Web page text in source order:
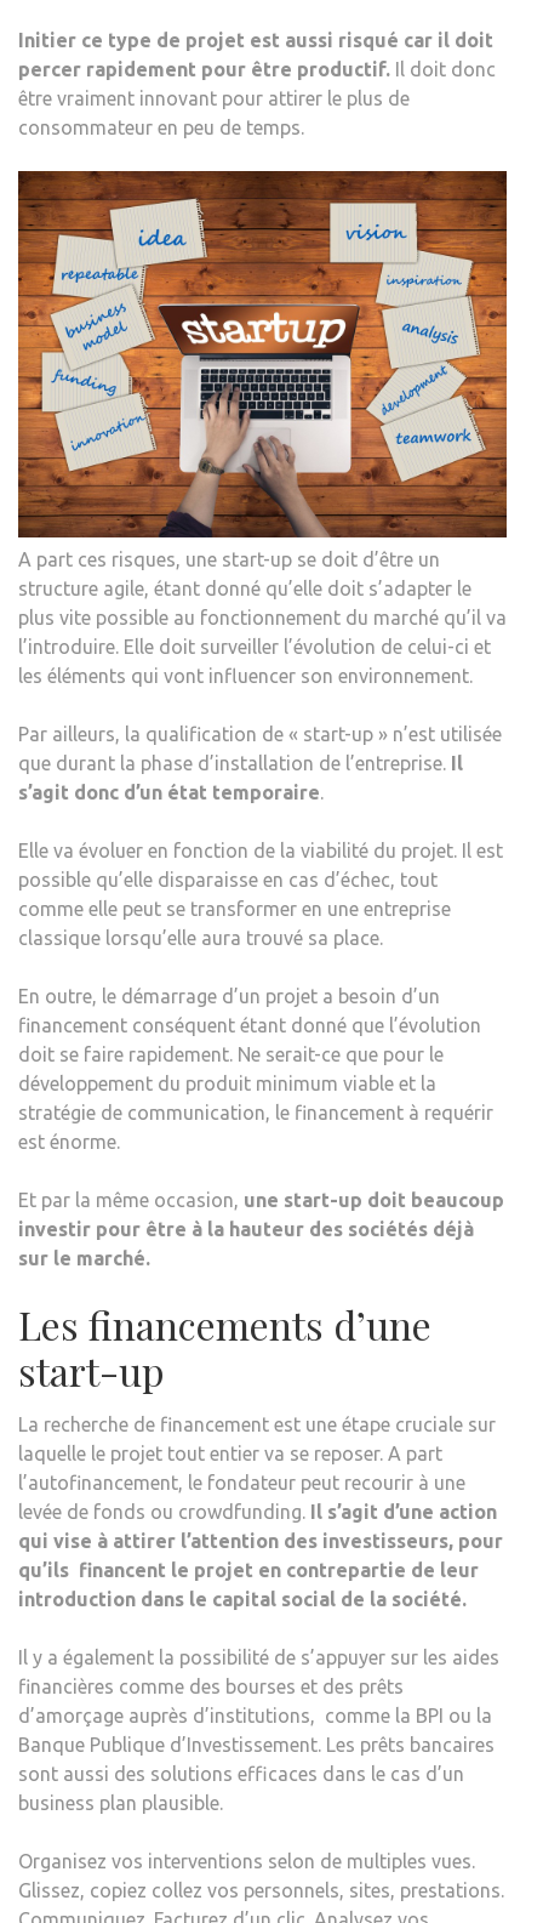
Initier ce type de projet est aussi risqué car il doit
percer rapidement pour être productif. Il doit donc
être vraiment innovant pour attirer le plus de
consommateur en peu de temps.
A part ces risques, une start-up se doit d’être un
structure agile, étant donné qu’elle doit s’adapter le
plus vite possible au fonctionnement du marché qu’il va
l’introduire. Elle doit surveiller l’évolution de celui-ci et
les éléments qui vont influencer son environnement.
Par ailleurs, la qualification de « start-up » n’est utilisée
que durant la phase d’installation de l’entreprise. Il
s’agit donc d’un état temporaire.
Elle va évoluer en fonction de la viabilité du projet. Il est
possible qu’elle disparaisse en cas d’échec, tout
comme elle peut se transformer en une entreprise
classique lorsqu’elle aura trouvé sa place.
En outre, le démarrage d’un projet a besoin d’un
financement conséquent étant donné que l’évolution
doit se faire rapidement. Ne serait-ce que pour le
développement du produit minimum viable et la
stratégie de communication, le financement à requérir
est énorme.
Et par la même occasion, une start-up doit beaucoup
investir pour être à la hauteur des sociétés déjà
sur le marché.
Les financements d’une
start-up
La recherche de financement est une étape cruciale sur
laquelle le projet tout entier va se reposer. A part
l’autofinancement, le fondateur peut recourir à une
levée de fonds ou crowdfunding. Il s’agit d’une action
qui vise à attirer l’attention des investisseurs, pour
qu’ils financent le projet en contrepartie de leur
introduction dans le capital social de la société.
Il y a également la possibilité de s’appuyer sur les aides
financières comme des bourses et des prêts
d’amorçage auprès d’institutions, comme la BPI ou la
Banque Publique d’Investissement. Les prêts bancaires
sont aussi des solutions efficaces dans le cas d’un
business plan plausible.
Organisez vos interventions selon de multiples vues.
Glissez, copiez collez vos personnels, sites, prestations.